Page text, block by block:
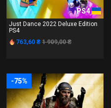
PS4
Just Dance 2022 Deluxe Edition
PS4
763,60 ₴ 1 909,00 ₴
-75%